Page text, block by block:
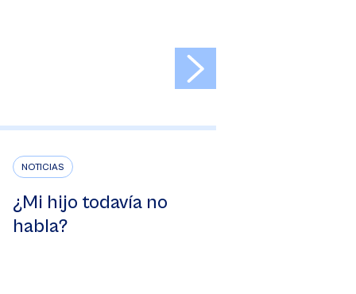
NOTICIAS
¿Mi hijo todavía no
habla?